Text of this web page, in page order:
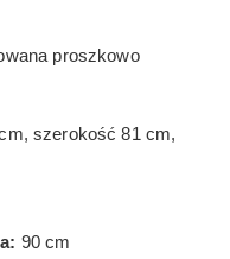
proszkowo
szerokość 81 cm,
90 cm